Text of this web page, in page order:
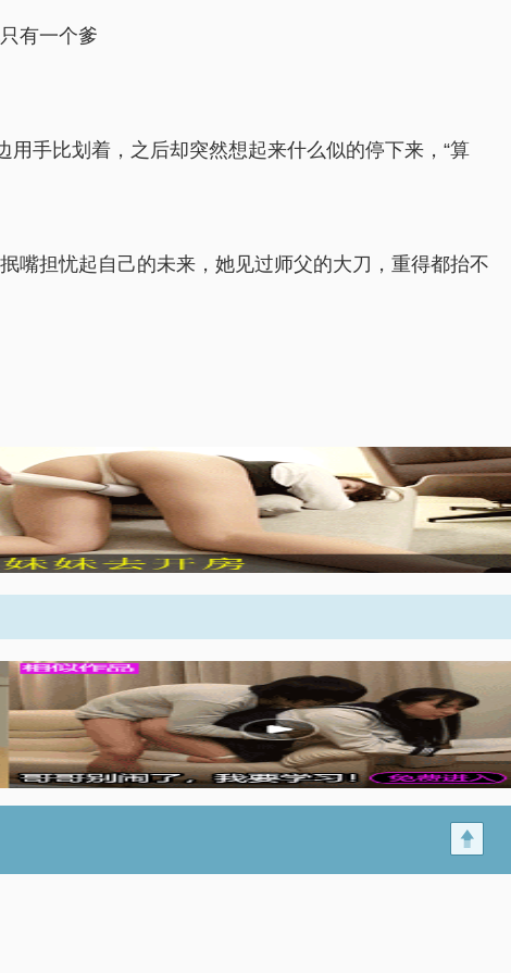
有一个爹
手比划着，之后却突然想起来什么似的停下来，“算
嘴担忧起自己的未来，她见过师父的大刀，重得都抬不